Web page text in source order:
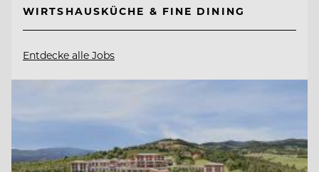
WIRTSHAUSKÜCHE & FINE DINING
Entdecke alle Jobs